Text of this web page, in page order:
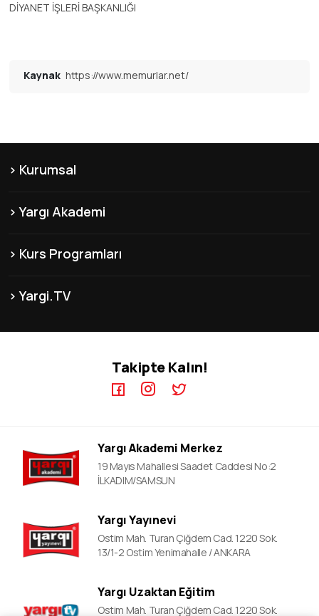
DİYANET İŞLERİ BAŞKANLIĞI
Kaynak https://www.memurlar.net/
Kurumsal
Hakkımızda
Yargı Akademi
Yayınlarımız
İletişim
Kurs Programları
MEB-AGS ÖABT Kursları
Yargi.TV
KPSS A Video Dersler
YDS Video Ders
Takipte Kalın!
Yargı Akademi Merkez
19 Mayıs Mahallesi Saadet Caddesi No:2
İLKADIM/SAMSUN
Yargı Yayınevi
Ostim Mah. Turan Çiğdem Cad. 1220 Sok.
13/1-2 Ostim Yenimahalle / ANKARA
Yargı Uzaktan Eğitim
Ostim Mah. Turan Çiğdem Cad. 1220 Sok.